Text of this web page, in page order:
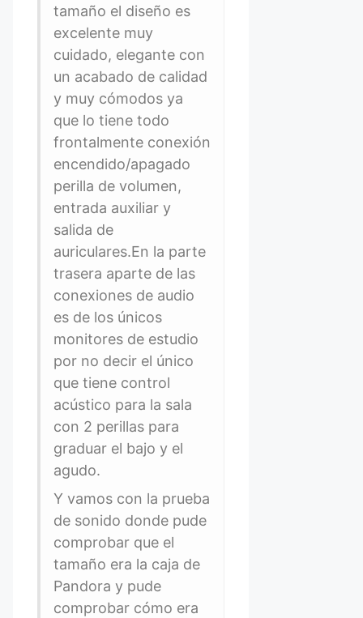
tamaño el diseño es
excelente muy
cuidado, elegante con
un acabado de calidad
y muy cómodos ya
que lo tiene todo
frontalmente conexión
encendido/apagado
perilla de volumen,
entrada auxiliar y
salida de
auriculares.En la parte
trasera aparte de las
conexiones de audio
es de los únicos
monitores de estudio
por no decir el único
que tiene control
acústico para la sala
con 2 perillas para
graduar el bajo y el
agudo.
Y vamos con la prueba
de sonido donde pude
comprobar que el
tamaño era la caja de
Pandora y pude
comprobar cómo era